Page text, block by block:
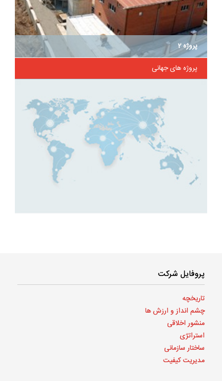
پروژه 2
پروژه های جهانی
پروفایل شرکت
تاریخچه
چشم انداز و ارزش‌ ها
منشور اخلاقی
استراتژی
ساختار سازمانی
مدیریت کیفیت